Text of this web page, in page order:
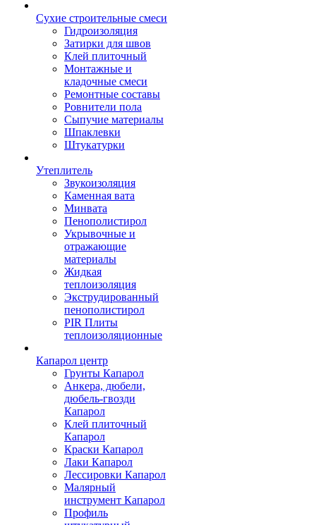
Сухие строительные смеси
Гидроизоляция
Затирки для швов
Клей плиточный
Монтажные и
кладочные смеси
Ремонтные составы
Ровнители пола
Сыпучие материалы
Шпаклевки
Штукатурки
Утеплитель
Звукоизоляция
Каменная вата
Минвата
Пенополистирол
Укрывочные и
отражающие
материалы
Жидкая
теплоизоляция
Экструдированный
пенополистирол
PIR Плиты
теплоизоляционные
Капарол центр
Грунты Капарол
Анкера, дюбели,
дюбель-гвозди
Капарол
Клей плиточный
Капарол
Краски Капарол
Лаки Капарол
Лессировки Капарол
Малярный
инструмент Капарол
Профиль